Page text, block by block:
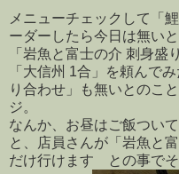
メニューチェックして「
ーダーしたら今日は無い
「岩魚と富士の介 刺身盛
「大信州 1合」を頼んで
り合わせ」も無いとのこ
ジ。
なんか、お昼はご飯つい
と、店員さんが「岩魚と
だけ行けます との事でそ